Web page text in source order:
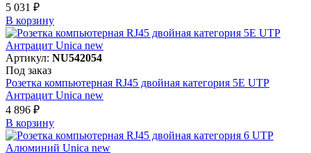
5 031 ₽
В корзинy
Артикул: NU542054
Под заказ
Розетка компьютерная RJ45 двойная категория 5Е UTP
Антрацит Unica new
4 896 ₽
В корзинy